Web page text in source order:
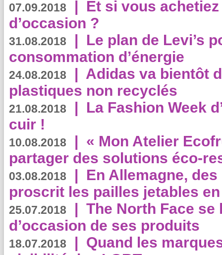
07.09.2018 | Et si vous
d’occasion ?
31.08.2018 | Le plan de Levi’s
consommation d’énergie
24.08.2018 | Adidas va bientôt
plastiques non recyclés
21.08.2018 | La Fashion Week
cuir !
10.08.2018 | « Mon Atelier
partager des solutions éco-
03.08.2018 | En Allemagne,
proscrit les pailles jetables
25.07.2018 | The North Face se
d’occasion de ses produits
18.07.2018 | Quand les